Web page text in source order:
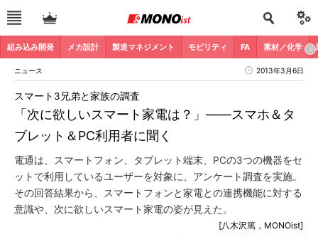
組み込み開発 メカ設計 製造マネジメント モビリティ FA 素材／化学
ニュース 2013年3月6日
「次に欲しいスマート家電は？」――スマホ＆タ
ブレット＆PC利用者に聞く
スマート3兄弟と家族の調査
電通は、スマートフォン、タブレット端末、PCの3つの機器をセ
ットで利用しているユーザーを対象に、アンケート調査を実施。
その回答結果から、スマートフォンと家電との連携機能に対する
意識や、次に欲しいスマート家電の姿が見えた。
[八木沢篤，MONOist]